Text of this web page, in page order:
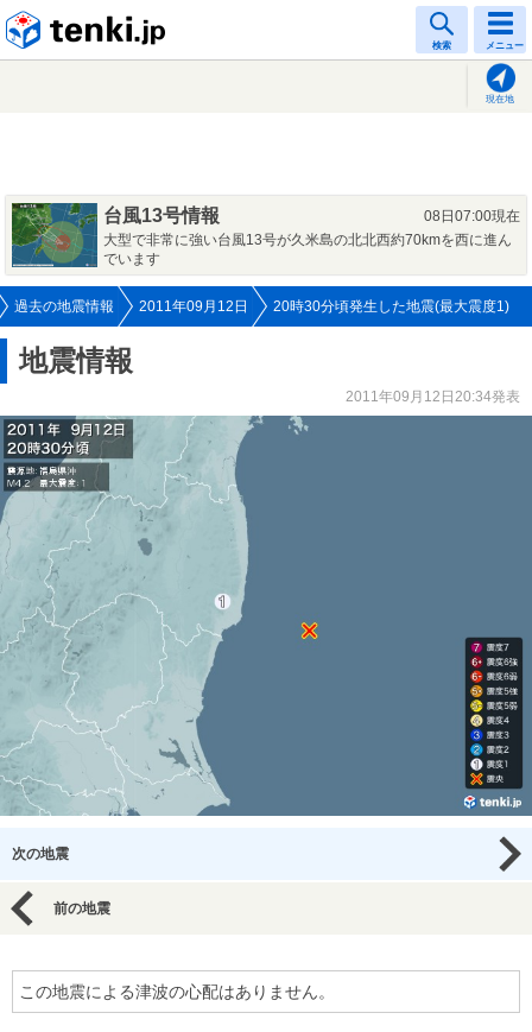
検索 メニュー
現在地
台風13号情報
08日07:00現在
大型で非常に強い台風13号が久米島の北北西約70kmを西に進ん
でいます
過去の地震情報 2011年09月12日 20時30分頃発生した地震(最大震度1)
地震情報
2011年09月12日20:34発表
次の地震
前の地震
この地震による津波の心配はありません。